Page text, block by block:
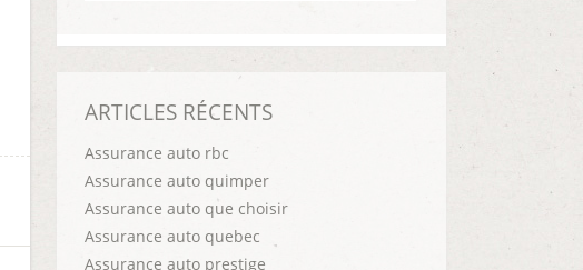
ARTICLES RÉCENTS
Assurance auto rbc
Assurance auto quimper
Assurance auto que choisir
Assurance auto quebec
Assurance auto prestige